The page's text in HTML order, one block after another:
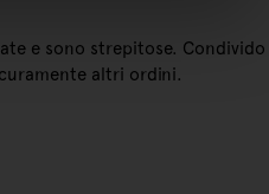
e sono strepitose. Condivido
altri ordini.